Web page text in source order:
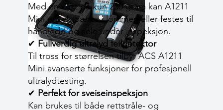
Med en vekt på kun 230 gram kan A1211
Mini enkelt bæres i lommen eller festes til
håndledd og sele under inspeksjon.
✔ Fullverdig ultralyd feildetektor
Til tross for størrelsen tilbyr ACS A1211
Mini avanserte funksjoner for profesjonell
ultralydtesting.
✔ Perfekt for sveiseinspeksjon
Kan brukes til både rettstråle- og